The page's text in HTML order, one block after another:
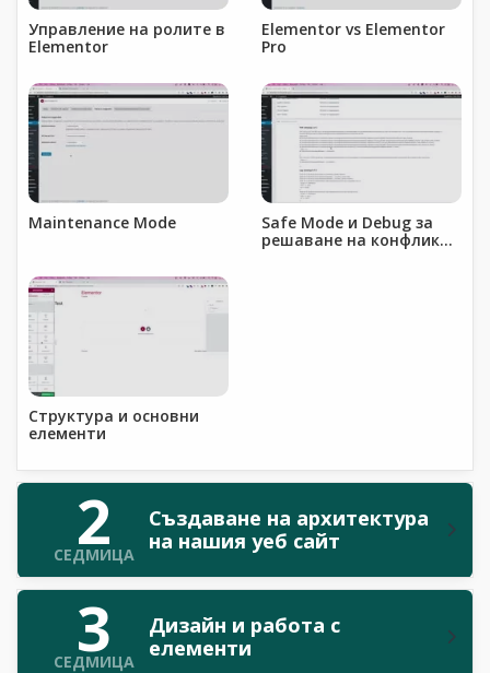
Управление на ролите в
Elementor
Elementor vs Elementor
Pro
Maintenance Mode
Safe Mode и Debug за
решаване на конфликти
Структура и основни
елементи
2
СЕДМИЦА
Създаване на архитектура
на нашия уеб сайт
3
СЕДМИЦА
Дизайн и работа с
елементи